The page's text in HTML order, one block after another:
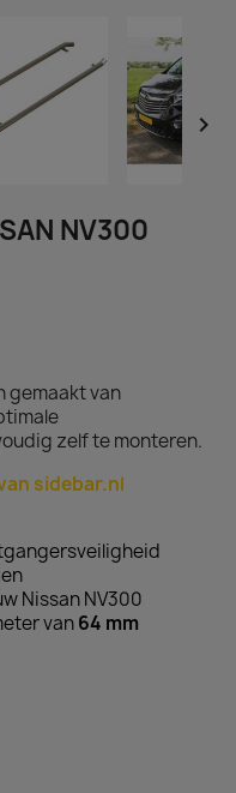

NV300
gemaakt van
zelf te monteren.
sidebar.nl
Nissan NV300
van64 mm